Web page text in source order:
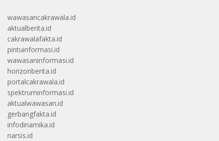
wawasancakrawala.id
aktualberita.id
cakrawalafakta.id
pintuinformasi.id
wawasaninformasi.id
horizonberita.id
portalcakrawala.id
spektruminformasi.id
aktualwawasan.id
gerbangfakta.id
infodinamika.id
narsis.id